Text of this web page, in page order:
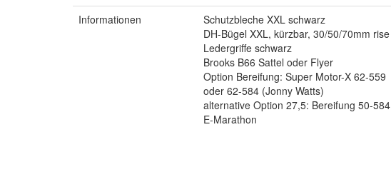
Informationen
Schutzbleche XXL schwarz
DH-Bügel XXL, kürzbar, 30/50/70mm rise
Ledergriffe schwarz
Brooks B66 Sattel oder Flyer
Option Bereifung: Super Motor-X 62-559
oder 62-584 (Jonny Watts)
alternative Option 27,5: Bereifung 50-584
E-Marathon